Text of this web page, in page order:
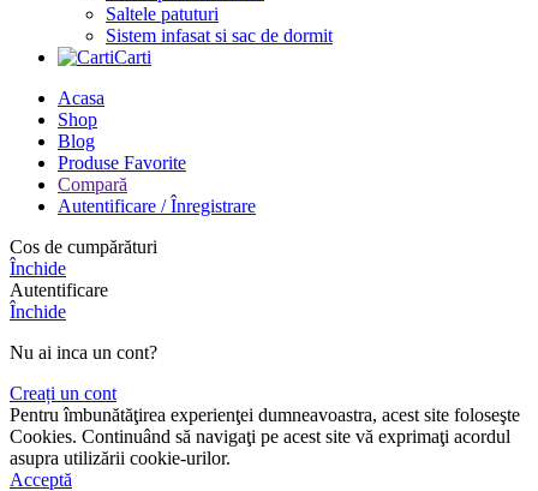
Saltele patuturi
Sistem infasat si sac de dormit
Carti
Acasa
Shop
Blog
Produse Favorite
Compară
Autentificare / Înregistrare
Cos de cumpărături
Închide
Autentificare
Închide
Nu ai inca un cont?
Creați un cont
Pentru îmbunătăţirea experienţei dumneavoastra, acest site foloseşte
Cookies. Continuând să navigaţi pe acest site vă exprimaţi acordul
asupra utilizării cookie-urilor.
Acceptă